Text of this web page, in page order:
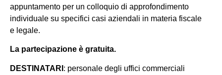
appuntamento per un colloquio di approfondimento
individuale su specifici casi aziendali in materia fiscale
e legale.
La partecipazione è gratuita.
DESTINATARI : personale degli uffici commerciali